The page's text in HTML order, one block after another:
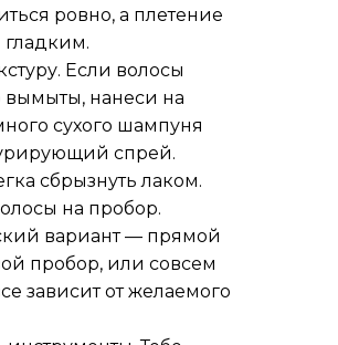
ровно, а плетение
гладким.
Если волосы
вымыты, нанеси на
сухого шампуня
спрей.
сбрызнуть лаком.
на пробор.
вариант — прямой
пробор, или совсем
зависит от желаемого